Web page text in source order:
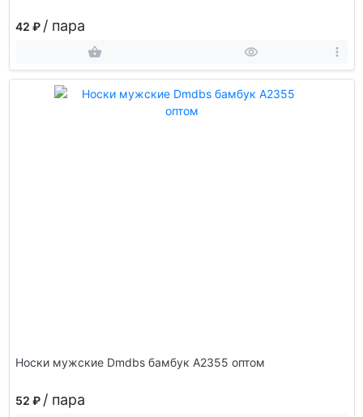
42 ₽ / пара
Носки мужские Dmdbs бамбук А2355 оптом
52 ₽ / пара